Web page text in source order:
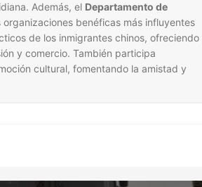
Además, el Departamento de
organizaciones benéficas más influyentes
de los inmigrantes chinos, ofreciendo
y comercio. También participa
cultural, fomentando la amistad y